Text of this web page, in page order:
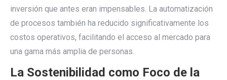
inversión que antes eran impensables. La automatización
de procesos también ha reducido significativamente los
costos operativos, facilitando el acceso al mercado para
una gama más amplia de personas.
La Sostenibilidad como Foco de la